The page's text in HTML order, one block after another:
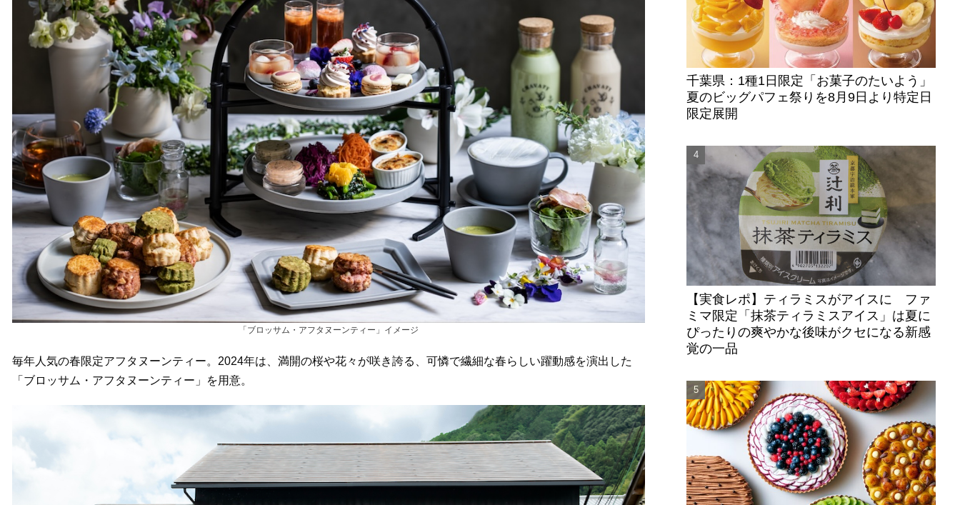
「ブロッサム・アフタヌーンティー」イメージ
毎年人気の春限定アフタヌーンティー。2024年は、満開の桜や花々が咲き誇る、可憐で繊細な春らしい躍動感を演出した
「ブロッサム・アフタヌーンティー」を用意。
千葉県：1種1日限定「お菓子のたいよう」
夏のビッグパフェ祭りを8月9日より特定日
限定展開
【実食レポ】ティラミスがアイスに ファ
ミマ限定「抹茶ティラミスアイス」は夏に
ぴったりの爽やかな後味がクセになる新感
覚の一品